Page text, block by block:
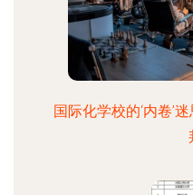
国际化学校的‘内卷’